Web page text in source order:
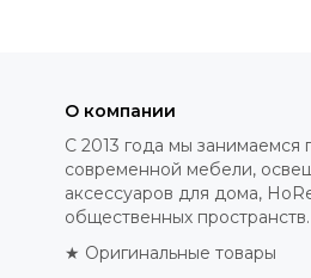
О компании
С 2013 года мы занимаемся
современной мебели,
аксессуаров для дома,
общественных пространств.
★ Оригинальные товары